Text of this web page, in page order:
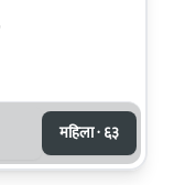
महिला · ६३